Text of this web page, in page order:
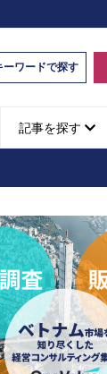
ーワードで探す
記事を探す
グ・